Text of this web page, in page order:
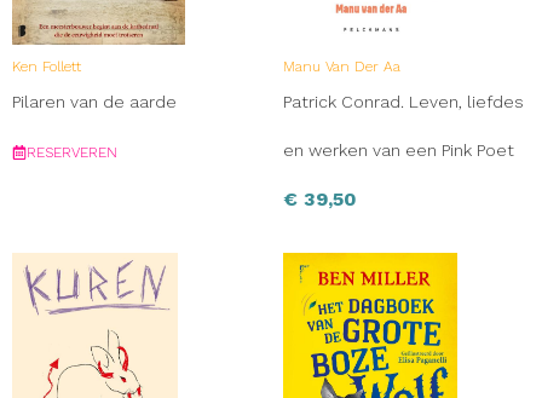
Ken Follett
Pilaren van de aarde
RESERVEREN
Manu Van Der Aa
Patrick Conrad. Leven, liefdes
en werken van een Pink Poet
€ 39,50